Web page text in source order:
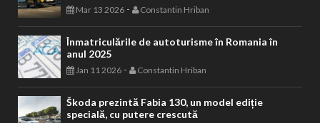
Mar 13 2026 - Constantin Hriban
Înmatriculările de autoturisme în Romania în
anul 2025
Jan 11 2026 - Constantin Hriban
Škoda prezintă Fabia 130, un model ediție
specială, cu putere crescută